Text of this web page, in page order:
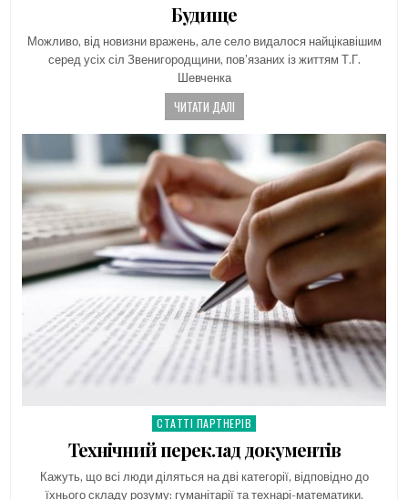
Будище
Можливо, від новизни вражень, але село видалося найцікавішим
серед усіх сіл Звенигородщини, пов’язаних із життям Т.Г.
Шевченка
ЧИТАТИ ДАЛІ
Posted
in
СТАТТІ ПАРТНЕРІВ
Технічний переклад документів
Кажуть, що всі люди діляться на дві категорії, відповідно до
їхнього складу розуму: гуманітарії та технарі-математики.